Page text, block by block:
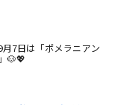
7日は「ポメラニアン
🐶💖